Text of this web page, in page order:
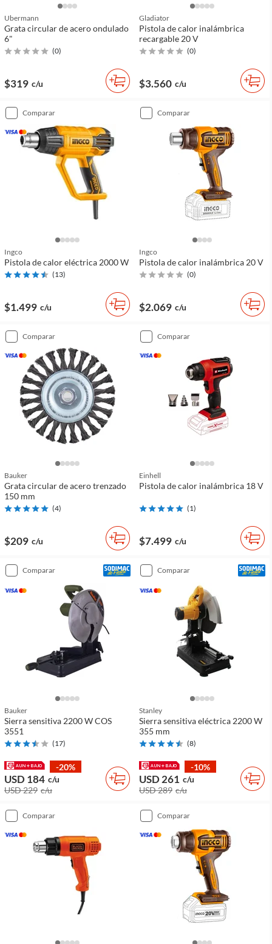
Ubermann
Grata circular de acero ondulado
6"
(0)
$319 c/u
Gladiator
Pistola de calor inalámbrica
recargable 20 V
(0)
$3.560 c/u
comparar
Ingco
Pistola de calor eléctrica 2000 W
(13)
$1.499 c/u
comparar
Ingco
Pistola de calor inalámbrica 20 V
(0)
$2.069 c/u
comparar
Bauker
Grata circular de acero trenzado
150 mm
(4)
$209 c/u
comparar
Einhell
Pistola de calor inalámbrica 18 V
(1)
$7.499 c/u
comparar
Bauker
Sierra sensitiva 2200 W COS
3551
(17)
-20%
USD 184 c/u
USD 229 c/u
comparar
Stanley
Sierra sensitiva eléctrica 2200 W
355 mm
(8)
-10%
USD 261 c/u
USD 289 c/u
comparar comparar